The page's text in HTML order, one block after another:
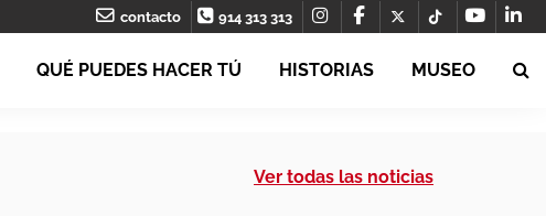
contacto 914 313 313
QUÉ PUEDES HACER TÚ HISTORIAS MUSEO
Ver todas las noticias